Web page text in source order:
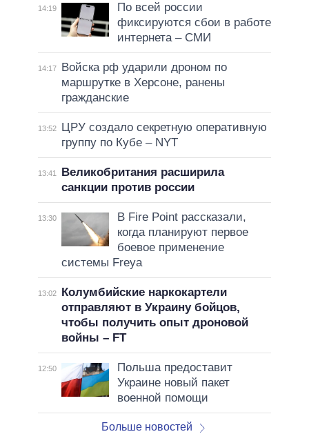
14:19
По всей россии
фиксируются сбои в работе
интернета – СМИ
14:17
Войска рф ударили дроном по
маршрутке в Херсоне, ранены
гражданские
13:52
ЦРУ создало секретную оперативную
группу по Кубе – NYT
13:41
Великобритания расширила
санкции против россии
13:30
В Fire Point рассказали,
когда планируют первое
боевое применение
системы Freya
13:02
Колумбийские наркокартели
отправляют в Украину бойцов,
чтобы получить опыт дроновой
войны – FT
12:50
Польша предоставит
Украине новый пакет
военной помощи
Больше новостей